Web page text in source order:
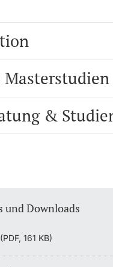
&
und Downloads
161 KB)